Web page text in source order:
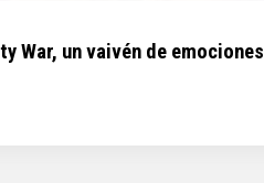
War, un vaivén de emociones